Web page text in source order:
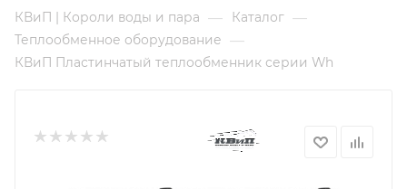
КВиП | Короли воды и пара — Каталог —
Теплообменное оборудование —
КВиП Пластинчатый теплообменник серии Wh